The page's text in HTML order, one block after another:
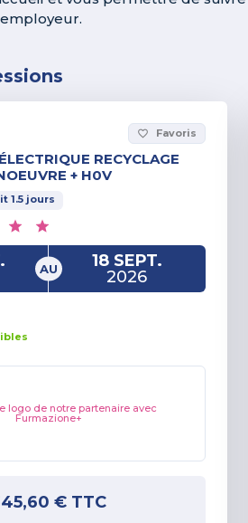
favorite_border Favoris
RECYCLAGE
+ H0V
1.5 jours
AU
18 SEPT.
2026
s
logo de notre partenaire avec
Furmazione+
€TTC